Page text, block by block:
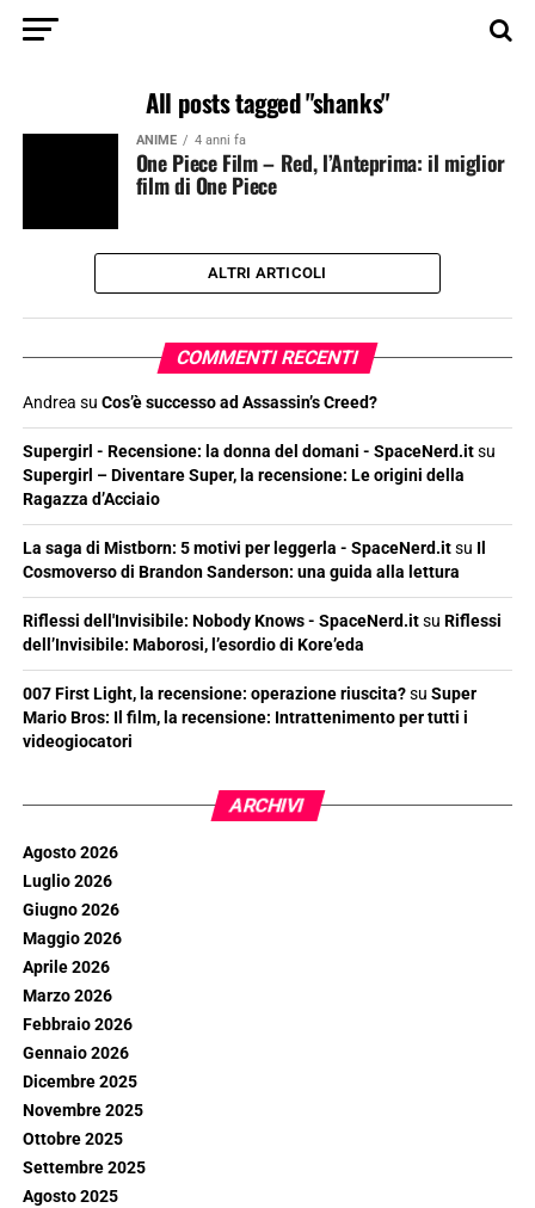
All posts tagged "shanks"
ANIME 4 anni fa
One Piece Film – Red, l’Anteprima: il miglior
film di One Piece
ALTRI ARTICOLI
COMMENTI RECENTI
Andrea su Cos’è successo ad Assassin’s Creed?
Supergirl - Recensione: la donna del domani - SpaceNerd.itsu
Supergirl – Diventare Super, la recensione: Le origini della
Ragazza d’Acciaio
La saga di Mistborn: 5 motivi per leggerla - SpaceNerd.itsu Il
Cosmoverso di Brandon Sanderson: una guida alla lettura
Riflessi dell'Invisibile: Nobody Knows - SpaceNerd.itsu Riflessi
dell’Invisibile: Maborosi, l’esordio di Kore’eda
007 First Light, la recensione: operazione riuscita?su Super
Mario Bros: Il film, la recensione: Intrattenimento per tutti i
videogiocatori
ARCHIVI
Agosto 2026
Luglio 2026
Giugno 2026
Maggio 2026
Aprile 2026
Marzo 2026
Febbraio 2026
Gennaio 2026
Dicembre 2025
Novembre 2025
Ottobre 2025
Settembre 2025
Agosto 2025